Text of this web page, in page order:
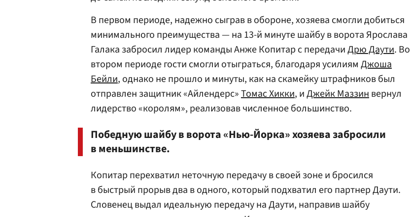
В первом периоде, надежно сыграв в обороне, хозяева смогли добиться
минимального преимущества — на 13-й минуте шайбу в ворота Ярослава
Галака забросил лидер команды Анже Копитар с передачиДрю Даути. Во
втором периоде гости смогли отыграться, благодаря усилиям Джоша
Бейли, однако не прошло и минуты, как на скамейку штрафников был
отправлен защитник «Айлендерс»Томас Хикки, иДжейк Маззинвернул
лидерство «королям», реализовав численное большинство.
Победную шайбу в ворота «Нью-Йорка» хозяева забросили
в меньшинстве.
Копитар перехватил неточную передачу в своей зоне и бросился
в быстрый прорыв два в одного, который подхватил его партнер Даути.
Словенец выдал идеальную передачу на Даути, направив шайбу